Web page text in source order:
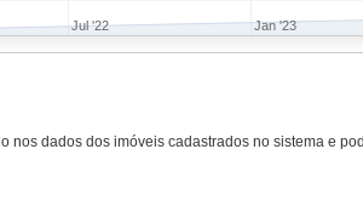
Jul '22 Jan '23
nos dados dos imóveis cadastrados no sistema e